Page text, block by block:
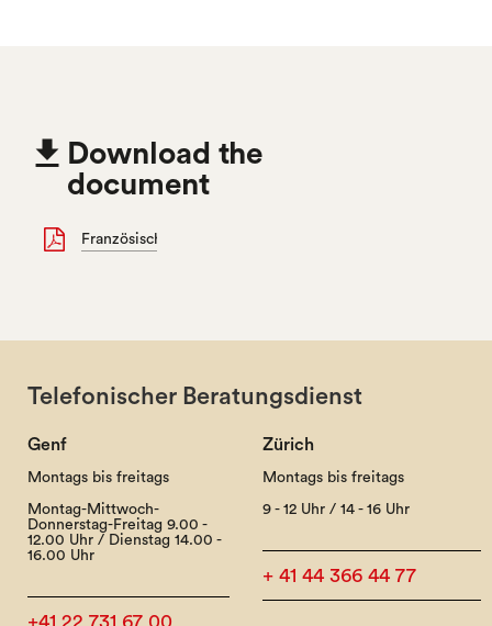
 Download the
document
Französisch
Telefonischer Beratungsdienst
Genf
Montags bis freitags
Montag-Mittwoch-
Donnerstag-Freitag 9.00 -
12.00 Uhr / Dienstag 14.00 -
16.00 Uhr
+41 22 731 67 00
Zürich
Montags bis freitags
9 - 12 Uhr / 14 - 16 Uhr
+ 41 44 366 44 77